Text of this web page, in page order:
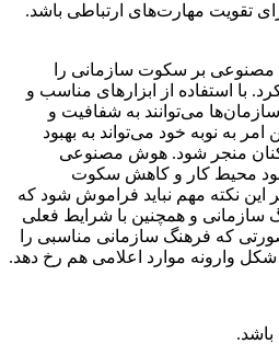
تقویت مهارت‌های ارتباطی باشد.
مصنوعی بر سکوت سازمانی را
با استفاده از ابزارهای مناسب و
سازمان‌ها می‌توانند به شفافیت و
به نوبه خود می‌تواند به بهبود
منجر شود. هوش مصنوعی
محیط کار و کاهش سکوت
این نکته مهم نباید فراموش شود که
سازمانی و همچنین با شرایط فعلی
که فرهنگ سازمانی مناسبی را
شکل وارونه موارد اعلامی هم رخ دهد.